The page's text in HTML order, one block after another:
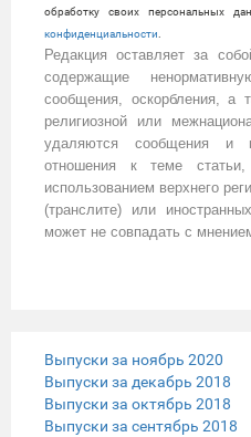
обработку своих персональных
конфиденциальности
Редакция оставляет за
содержащие
сообщения, оскорбления, а
религиозной или
удаляются сообщения и
отношения к теме
использованием верхнего
(транслите) или
может не совпадать с
Выпуски за ноябрь 2020
Выпуски за декабрь 2018
Выпуски за октябрь 2018
Выпуски за сентябрь 2018